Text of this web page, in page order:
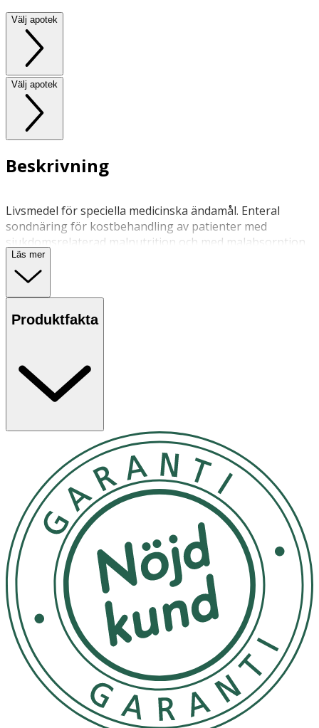
Välj apotek
Välj apotek
Beskrivning
Livsmedel för speciella medicinska ändamål. Enteral
sondnäring för kostbehandling av patienter med
sjukdomsrelaterad malnutrition och med malabsorption
och/eller maldigestion och lågt energibehov.
Ska användas under medicinsk övervakning. Lämplig som
komjölksproteinallergi. För barn från 1 år.
(mjölk), sojabönsolja, stärkelse, sackaros, MCT-olja,
fi ber (partiellt hydrolyserat guargummi, ärtfi brer),
mineraler (kaliumcitrat, kalciumfosfat, magnesiumklorid,
magnesiumoxid, järnsulfat, zinksulfat, kopparglukonat,
mangansulfat, natriumfl uorid, kaliumjodid,
kromklorid, natriumselenit, natriummolybdat),
emulgeringsmedel (E472c, E471), fiskolja, kolinbitartrat,
vitaminer (C, niacin, E, pantotensyra, B6,
ribofl avin, tiamin, A, folsyra, biotin, K, D, B12),
stabiliseringsmedel (E407), taurin, inositol, L-karnitin.
NÄRINGSFAKTA per 100 ml
Energi 60 kcal
Fett 37 E% eller 2,5 g från MCT-fett och
sojaböns- och fiskolja
Kolhydrat 45 E% eller 6,8 g från maltodextrin,
stärkelse och sackaros
Fiber 3 E% eller 0,8 g från partiellt
hydrolyserat guargummi (PHGG)
och ärtfibrer
Protein 15 E% eller 2,3 g från hydrolyserat
vassleprotein
Laktos < 0,20 g
Läs mer
Produktfakta